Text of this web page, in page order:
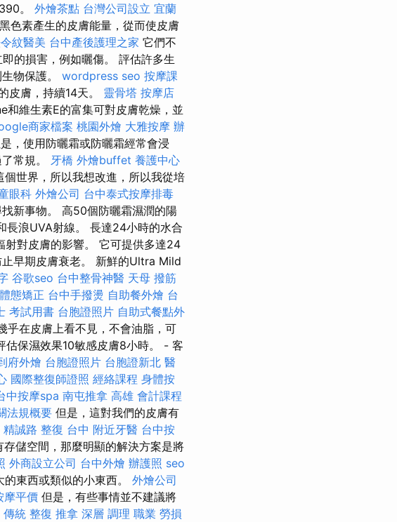
。 外燴茶點 台灣公司設立 宜蘭
色素產生的皮膚能量，從而使皮膚
紋醫美 台中產後護理之家 它們不
的損害，例如曬傷。 評估許多生
物保護。 wordpress seo 按摩課
皮膚，持續14天。 靈骨塔 按摩店
和維生素E的富集可對皮膚乾燥，並
商家檔案 桃園外燴 大雅按摩 辦
，使用防曬霜或防曬霜經常會浸
常規。 牙橋 外燴buffet 養護中心
世界，所以我想改進，所以我從培
眼科 外燴公司 台中泰式按摩排毒
新事物。 高50個防曬霜濕潤的陽
長浪UVA射線。 長達24小時的水合
射對皮膚的影響。 它可提供多達24
早期皮膚衰老。 新鮮的Ultra Mild
谷歌seo 台中整骨神醫 天母 撥筋
態矯正 台中手撥燙 自助餐外燴 台
考試用書 台胞證照片 自助式餐點外
乎在皮膚上看不見，不會油脂，可
估保濕效果10敏感皮膚8小時。 - 客
府外燴 台胞證照片 台胞證新北 醫
國際整復師證照 經絡課程 身體按
中按摩spa 南屯推拿 高雄 會計課程
法規概要 但是，這對我們的皮膚有
精誠路 整復 台中 附近牙醫 台中按
存儲空間，那麼明顯的解決方案是將
外商設立公司 台中外燴 辦護照 seo
東西或類似的小東西。 外燴公司
摩平價 但是，有些事情並不建議將
統 整復 推拿 深層 調理 職業 勞損